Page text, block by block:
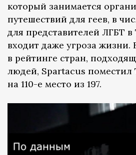
который занимается
путешествий для геев, в
для представителей ЛГБТ
входит даже угроза жизни.
в рейтинге стран,
людей, Spartacus поместил
на 110-е место из 197.